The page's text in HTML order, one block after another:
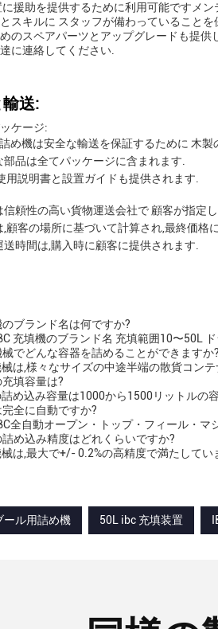
に援助を提供するために利用可能ですメ
スキルに スタッフが備わっていること
のスペアパーツとアップグレードも提
に連絡してください.
送:
ケージ:
詰め機は安全な輸送を保証するために 木
部品は全てパッケージに含まれます.
用説明書と設置ガイドも提供されます.
信頼性の高い貨物運送会社で 顧客が指定
,顧客の場所に基づいて計算され,最終価格
送時間は,購入時に顧客に提供されます.
のブランド名は何ですか?
充填機のブランド名 充填範囲10〜50L
械でどんな容器を詰めることができますか?
は,様々なサイズの中途半端の散貨コン
填容量は?
め込み容量は1000から1500リットルの
全に自動ですか?
全自動オープン・トップ・フィール・
詰め込み精度はどれくらいですか?
は,最大で+/- 0.2%の高精度で満たしてい
ール用詰め機
50L ibc 充填装置